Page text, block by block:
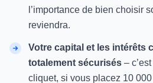
l’importance de bien choisir
reviendra.
Votre capital et les intérêts
totalement sécurisés –
cliquet, si vous placez 10